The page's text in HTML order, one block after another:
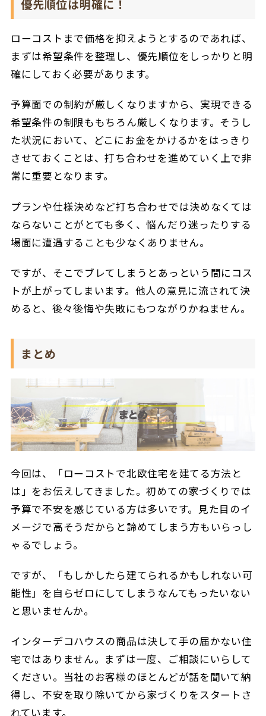
優先順位は明確に！
ローコストまで価格を抑えようとするのであれば、
まずは希望条件を整理し、優先順位をしっかりと明
確にしておく必要があります。
予算面での制約が厳しくなりますから、実現できる
希望条件の制限ももちろん厳しくなります。そうし
た状況において、どこにお金をかけるかをはっきり
させておくことは、打ち合わせを進めていく上で非
常に重要となります。
プランや仕様決めなど打ち合わせでは決めなくては
ならないことがとても多く、悩んだり迷ったりする
場面に遭遇することも少なくありません。
ですが、そこでブレてしまうとあっという間にコス
トが上がってしまいます。他人の意見に流されて決
めると、後々後悔や失敗にもつながりかねません。
まとめ
今回は、「ローコストで北欧住宅を建てる方法と
は」をお伝えしてきました。初めての家づくりでは
予算で不安を感じている方は多いです。見た目のイ
メージで高そうだからと諦めてしまう方もいらっし
ゃるでしょう。
ですが、「もしかしたら建てられるかもしれない可
能性」を自らゼロにしてしまうなんてもったいない
と思いませんか。
インターデコハウスの商品は決して手の届かない住
宅ではありません。まずは一度、ご相談にいらして
ください。当社のお客様のほとんどが話を聞いて納
得し、不安を取り除いてから家づくりをスタートさ
れています。